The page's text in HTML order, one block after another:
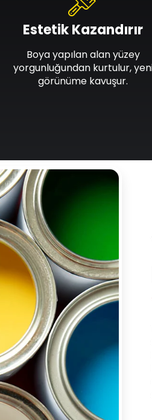
Estetik Kazandırır
Boya yapılan alan yüzey
yorgunluğundan kurtulur,
görünüme kavuşur.